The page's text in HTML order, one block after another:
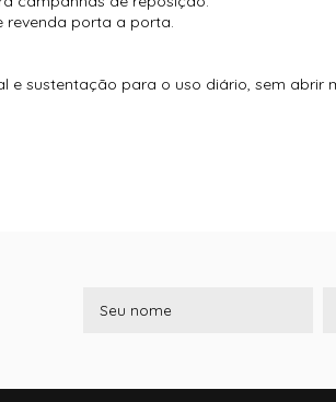
revenda porta a porta.
e sustentação para o uso diário, sem abrir